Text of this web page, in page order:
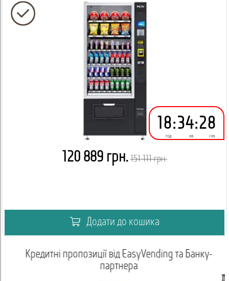
18
год.
:34
хв.
:28
сек.
120 889 грн. 151 111 грн.
Додати до кошика
від EasyVending та Банку-